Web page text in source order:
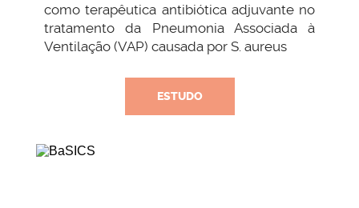
como terapêutica antibiótica adjuvante no
tratamento da Pneumonia Associada à
Ventilação (VAP) causada por S. aureus
ESTUDO